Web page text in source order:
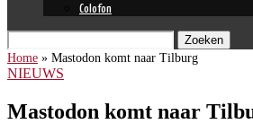
Colofon
Zoeken
Home » Mastodon komt naar Tilburg
NIEUWS
Mastodon komt naar